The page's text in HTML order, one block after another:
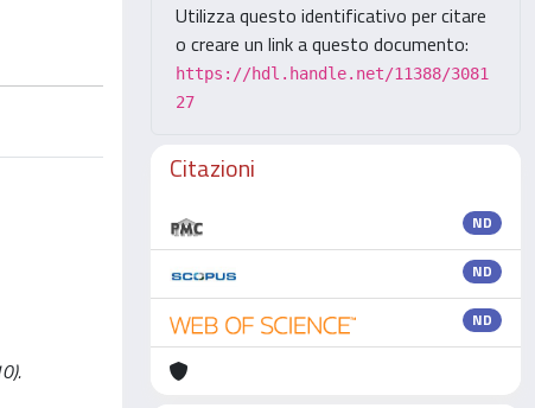
Utilizza questo identificativo per citare
o creare un link a questo documento:
https://hdl.handle.net/11388/3081
27
Citazioni
ND
ND
ND